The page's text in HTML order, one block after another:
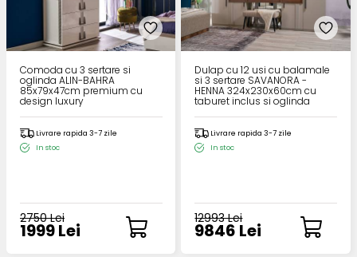
Comoda cu 3 sertare si
oglinda ALIN-BAHRA
85x79x47cm premium cu
design luxury
Livrare rapida 3-7 zile
In stoc
2750 Lei
1999 Lei
Dulap cu 12 usi cu balamale
si 3 sertare SAVANORA -
HENNA 324x230x60cm cu
taburet inclus si oglinda
Livrare rapida 3-7 zile
In stoc
12993 Lei
9846 Lei